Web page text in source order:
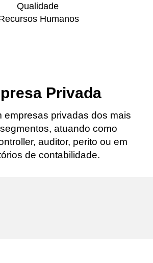
Qualidade
Humanos
Privada
empresas privadas dos mais
atuando como
auditor, perito ou em
de contabilidade.